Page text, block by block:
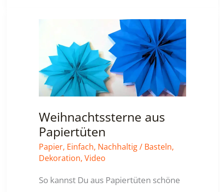
Weihnachtssterne aus
Papiertüten
Papier, Einfach, Nachhaltig/ Basteln,
Dekoration, Video
So kannst Du aus Papiertüten schöne